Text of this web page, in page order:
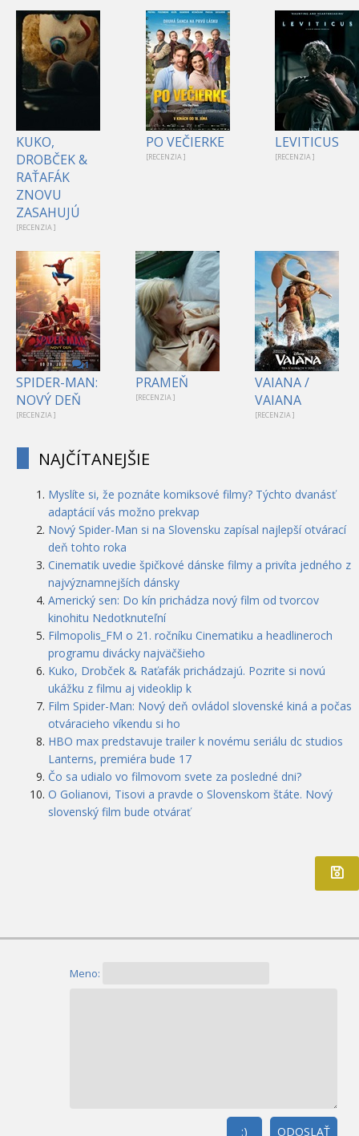
KUKO,
DROBČEK &
RAŤAFÁK
ZNOVU
ZASAHUJÚ
[RECENZIA ]
PO VEČIERKE
[RECENZIA ]
LEVITICUS
[RECENZIA ]
1
SPIDER-MAN:
NOVÝ DEŇ
[RECENZIA ]
PRAMEŇ
[RECENZIA ]
VAIANA /
VAIANA
[RECENZIA ]
NAJČÍTANEJŠIE
Myslíte si, že poznáte komiksové filmy? Týchto dvanásť
adaptácií vás možno prekvap
Nový Spider-Man si na Slovensku zapísal najlepší otvárací
deň tohto roka
Cinematik uvedie špičkové dánske filmy a privíta jedného z
najvýznamnejších dánsky
Americký sen: Do kín prichádza nový film od tvorcov
kinohitu Nedotknuteľní
Filmopolis_FM o 21. ročníku Cinematiku a headlineroch
programu divácky najväčšieho
Kuko, Drobček & Raťafák prichádzajú. Pozrite si novú
ukážku z filmu aj videoklip k
Film Spider-Man: Nový deň ovládol slovenské kiná a počas
otváracieho víkendu si ho
HBO max predstavuje trailer k novému seriálu dc studios
Lanterns, premiéra bude 17
Čo sa udialo vo filmovom svete za posledné dni?
O Golianovi, Tisovi a pravde o Slovenskom štáte. Nový
slovenský film bude otvárať
Meno:
ODOSLAŤ
:)